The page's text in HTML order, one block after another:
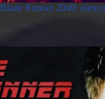
Blade Runner 2049: